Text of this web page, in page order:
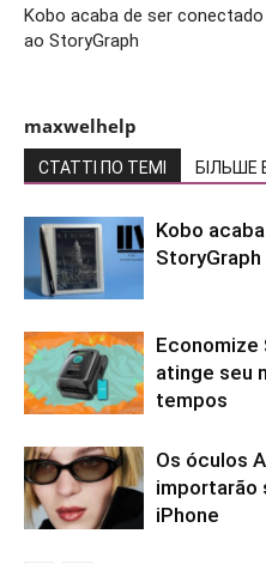
Kobo acaba de ser conectado
ao StoryGraph
maxwelhelp
СТАТТІ ПО ТЕМІ БІЛЬШЕ
Kobo
StoryGraph
Economize
atinge seu
tempos
Os óculos
importarão
iPhone